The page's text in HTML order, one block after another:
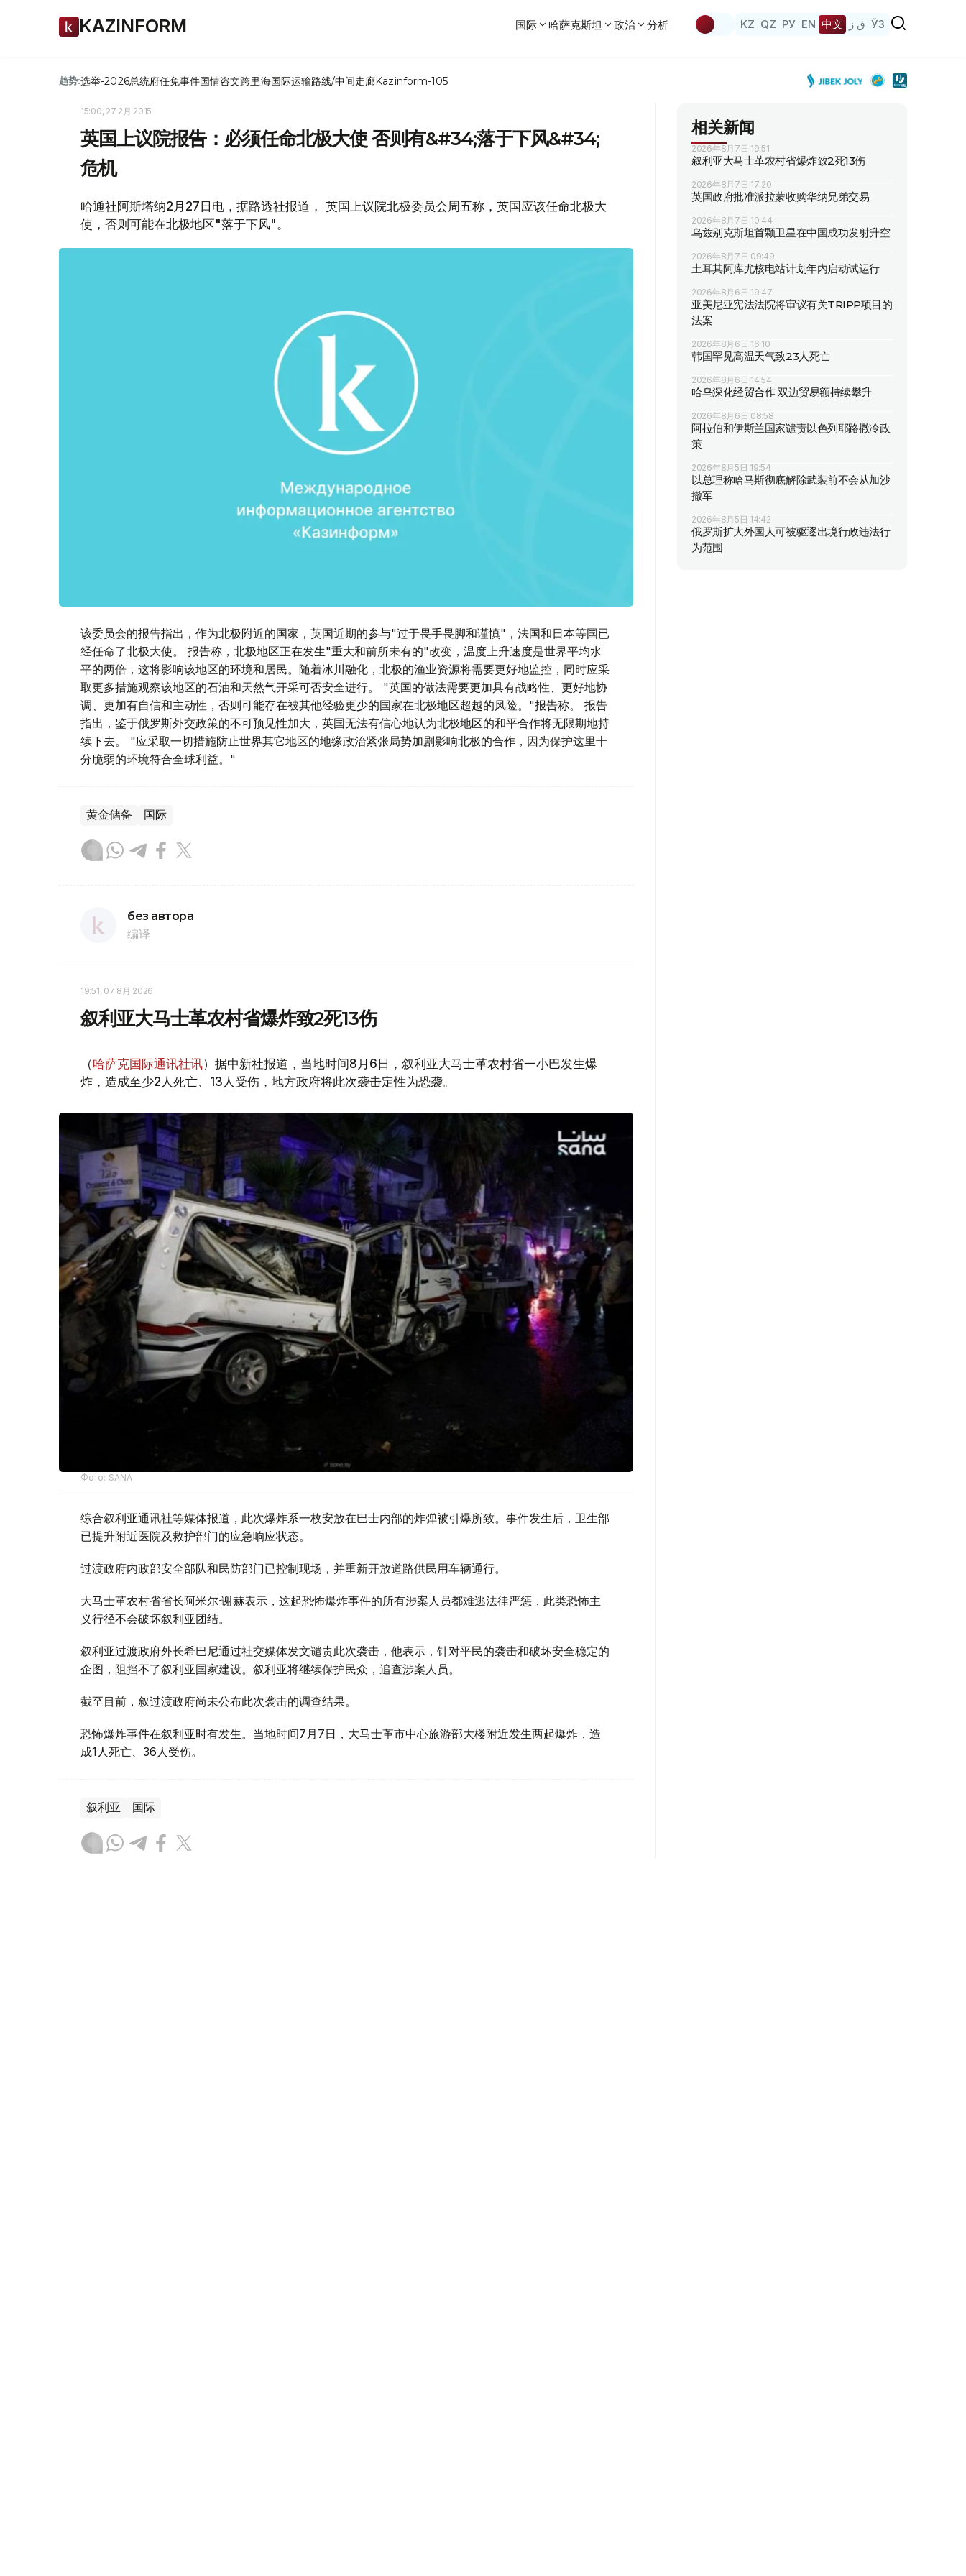
KAZINFORM 国际 哈萨克斯坦 政治 分析 KZ QZ РУ EN 中文 ق ز ЎЗ
趋势:选举-2026总统府任免事件国情咨文跨里海国际运输路线/中间走廊Kazinform-105
15:00, 27 2月 2015
英国上议院报告：必须任命北极大使 否则有&#34;落于下风&#34;
危机
哈通社阿斯塔纳2月27日电，据路透社报道， 英国上议院北极委员会周五称，英国应该任命北极大
使，否则可能在北极地区"落于下风"。
该委员会的报告指出，作为北极附近的国家，英国近期的参与"过于畏手畏脚和谨慎"，法国和日本等国已
经任命了北极大使。 报告称，北极地区正在发生"重大和前所未有的"改变，温度上升速度是世界平均水
平的两倍，这将影响该地区的环境和居民。随着冰川融化，北极的渔业资源将需要更好地监控，同时应采
取更多措施观察该地区的石油和天然气开采可否安全进行。 "英国的做法需要更加具有战略性、更好地协
调、更加有自信和主动性，否则可能存在被其他经验更少的国家在北极地区超越的风险。"报告称。 报告
指出，鉴于俄罗斯外交政策的不可预见性加大，英国无法有信心地认为北极地区的和平合作将无限期地持
续下去。 "应采取一切措施防止世界其它地区的地缘政治紧张局势加剧影响北极的合作，因为保护这里十
分脆弱的环境符合全球利益。"
黄金储备 国际
без автора
编译
19:51, 07 8月 2026
叙利亚大马士革农村省爆炸致2死13伤
（哈萨克国际通讯社讯）据中新社报道，当地时间8月6日，叙利亚大马士革农村省一小巴发生爆
炸，造成至少2人死亡、13人受伤，地方政府将此次袭击定性为恐袭。
Фото: SANA
综合叙利亚通讯社等媒体报道，此次爆炸系一枚安放在巴士内部的炸弹被引爆所致。事件发生后，卫生部
已提升附近医院及救护部门的应急响应状态。
过渡政府内政部安全部队和民防部门已控制现场，并重新开放道路供民用车辆通行。
大马士革农村省省长阿米尔·谢赫表示，这起恐怖爆炸事件的所有涉案人员都难逃法律严惩，此类恐怖主
义行径不会破坏叙利亚团结。
叙利亚过渡政府外长希巴尼通过社交媒体发文谴责此次袭击，他表示，针对平民的袭击和破坏安全稳定的
企图，阻挡不了叙利亚国家建设。叙利亚将继续保护民众，追查涉案人员。
截至目前，叙过渡政府尚未公布此次袭击的调查结果。
恐怖爆炸事件在叙利亚时有发生。当地时间7月7日，大马士革市中心旅游部大楼附近发生两起爆炸，造
成1人死亡、36人受伤。
叙利亚 国际
相关新闻
2026年8月7日 19:51
叙利亚大马士革农村省爆炸致2死13伤
2026年8月7日 17:20
英国政府批准派拉蒙收购华纳兄弟交易
2026年8月7日 10:44
乌兹别克斯坦首颗卫星在中国成功发射升空
2026年8月7日 09:49
土耳其阿库尤核电站计划年内启动试运行
2026年8月6日 19:47
亚美尼亚宪法法院将审议有关TRIPP项目的
法案
2026年8月6日 16:10
韩国罕见高温天气致23人死亡
2026年8月6日 14:54
哈乌深化经贸合作 双边贸易额持续攀升
2026年8月6日 08:58
阿拉伯和伊斯兰国家谴责以色列耶路撒冷政
策
2026年8月5日 19:54
以总理称哈马斯彻底解除武装前不会从加沙
撤军
2026年8月5日 14:42
俄罗斯扩大外国人可被驱逐出境行政违法行
为范围